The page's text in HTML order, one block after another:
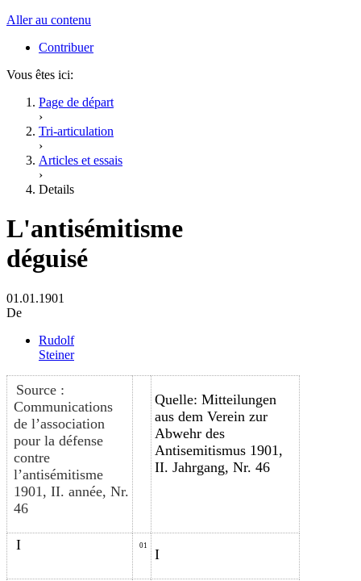
Aller au contenu
Contribuer
Vous êtes ici:
Page de départ
›
Tri-articulation
›
Articles et essais
›
Details
L'antisémitisme
déguisé
01.01.1901
De
Rudolf
Steiner
Source :
Communications
de l’association
pour la défense
contre
l’antisémitisme
1901, II. année, Nr.
46
Quelle: Mitteilungen
aus dem Verein zur
Abwehr des
Antisemitismus 1901,
II. Jahrgang, Nr. 46
I 01
I